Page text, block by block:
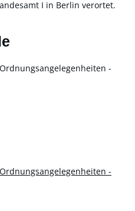
I in Berlin verortet.
-
-